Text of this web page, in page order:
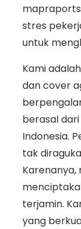
stres
untuk
Kami
dan cover
berasal
Indonesia.
tak
terjamin.
yang